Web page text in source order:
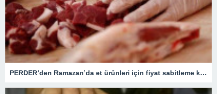
PERDER’den Ramazan’da et ürünleri için fiyat sabitleme kararı